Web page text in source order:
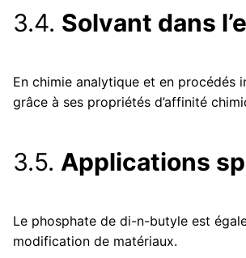
3.4. Solvant dans
En chimie analytique et en procédés
grâce à ses propriétés d’affinité
3.5. Applications
Le phosphate de di-n-butyle est
modification de matériaux.